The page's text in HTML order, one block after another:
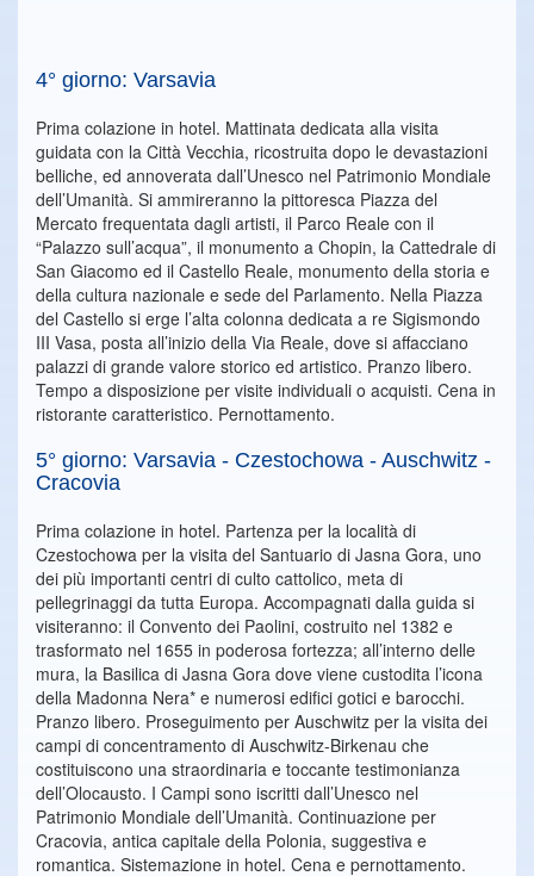
4° giorno: Varsavia
Prima colazione in hotel. Mattinata dedicata alla visita
guidata con la Città Vecchia, ricostruita dopo le devastazioni
belliche, ed annoverata dall’Unesco nel Patrimonio Mondiale
dell’Umanità. Si ammireranno la pittoresca Piazza del
Mercato frequentata dagli artisti, il Parco Reale con il
“Palazzo sull’acqua”, il monumento a Chopin, la Cattedrale di
San Giacomo ed il Castello Reale, monumento della storia e
della cultura nazionale e sede del Parlamento. Nella Piazza
del Castello si erge l’alta colonna dedicata a re Sigismondo
III Vasa, posta all’inizio della Via Reale, dove si affacciano
palazzi di grande valore storico ed artistico. Pranzo libero.
Tempo a disposizione per visite individuali o acquisti. Cena in
ristorante caratteristico. Pernottamento.
5° giorno: Varsavia - Czestochowa - Auschwitz -
Cracovia
Prima colazione in hotel. Partenza per la località di
Czestochowa per la visita del Santuario di Jasna Gora, uno
dei più importanti centri di culto cattolico, meta di
pellegrinaggi da tutta Europa. Accompagnati dalla guida si
visiteranno: il Convento dei Paolini, costruito nel 1382 e
trasformato nel 1655 in poderosa fortezza; all’interno delle
mura, la Basilica di Jasna Gora dove viene custodita l’icona
della Madonna Nera* e numerosi edifici gotici e barocchi.
Pranzo libero. Proseguimento per Auschwitz per la visita dei
campi di concentramento di Auschwitz-Birkenau che
costituiscono una straordinaria e toccante testimonianza
dell’Olocausto. I Campi sono iscritti dall’Unesco nel
Patrimonio Mondiale dell’Umanità. Continuazione per
Cracovia, antica capitale della Polonia, suggestiva e
romantica. Sistemazione in hotel. Cena e pernottamento.